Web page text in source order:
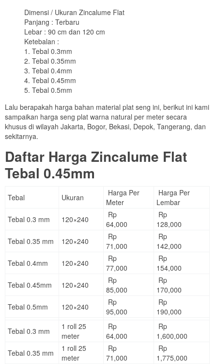
Dimensi / Ukuran Zincalume Flat
Panjang : Terbaru
Lebar : 90 cm dan 120 cm
Ketebalan :
1. Tebal 0.3mm
2. Tebal 0.35mm
3. Tebal 0.4mm
4. Tebal 0.45mm
5. Tebal 0.5mm
Lalu berapakah harga bahan material plat seng ini, berikut ini kami
sampaikan harga seng plat warna natural per meter secara
khusus di wilayah Jakarta, Bogor, Bekasi, Depok, Tangerang, dan
sekitarnya.
Daftar Harga Zincalume Flat
Tebal 0.45mm
Tebal Ukuran
Harga Per
Meter
Harga Per
Lembar
Tebal 0.3 mm
120×240
Rp
64,000
Rp
128,000
Tebal 0.35 mm
120×240
Rp
71,000
Rp
142,000
Tebal 0.4mm
120×240
Rp
77,000
Rp
154,000
Tebal 0.45mm
120×240
Rp
85,000
Rp
170,000
Tebal 0.5mm
120×240
Rp
95,000
Rp
190,000
Tebal 0.3 mm
1 roll 25
meter
Rp
64,000
Rp
1,600,000
Tebal 0.35 mm
1 roll 25
meter
Rp
71,000
Rp
1,775,000